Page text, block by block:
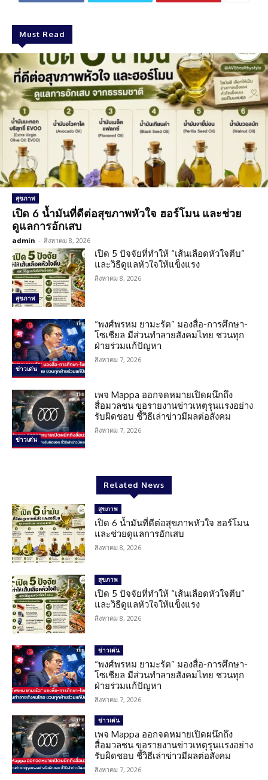
Must Read
สุขภาพ
เปิด 6 น้ำมันที่ดีต่อสุขภาพหัวใจ ฮอร์โมน และช่วย
ดูแลการอักเสบ
admin - สิงหาคม 8, 2026
สุขภาพ
เปิด 5 ปัจจัยที่ทำให้ “เส้นเลือดหัวใจตีบ”
และวิธีดูแลหัวใจให้แข็งแรง
สิงหาคม 8, 2026
ข่าวเด่น
“พงศ์พรหม ยามะรัต” มองสื่อ-การศึกษา-
โซเชียล มีส่วนทำลายสังคมไทย ชวนทุก
ฝ่ายร่วมแก้ปัญหา
สิงหาคม 7, 2026
ข่าวเด่น
เพจ Mappa ออกจดหมายเปิดผนึกถึง
สื่อมวลชน ขอรายงานข่าวเหตุรุนแรงอย่าง
รับผิดชอบ ชี้วิธีเล่าข่าวมีผลต่อสังคม
สิงหาคม 7, 2026
Related News
สุขภาพ
เปิด 6 น้ำมันที่ดีต่อสุขภาพหัวใจ ฮอร์โมน
และช่วยดูแลการอักเสบ
สิงหาคม 8, 2026
สุขภาพ
เปิด 5 ปัจจัยที่ทำให้ “เส้นเลือดหัวใจตีบ”
และวิธีดูแลหัวใจให้แข็งแรง
สิงหาคม 8, 2026
ข่าวเด่น
“พงศ์พรหม ยามะรัต” มองสื่อ-การศึกษา-
โซเชียล มีส่วนทำลายสังคมไทย ชวนทุก
ฝ่ายร่วมแก้ปัญหา
สิงหาคม 7, 2026
ข่าวเด่น
เพจ Mappa ออกจดหมายเปิดผนึกถึง
สื่อมวลชน ขอรายงานข่าวเหตุรุนแรงอย่าง
รับผิดชอบ ชี้วิธีเล่าข่าวมีผลต่อสังคม
สิงหาคม 7, 2026